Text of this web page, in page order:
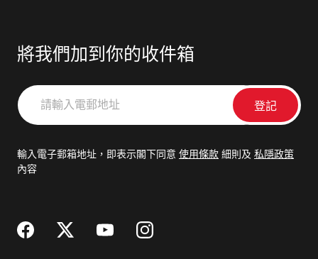
將我們加到你的收件箱
請
輸
郵
輸入電子郵箱地址，即表示閣下同意 使用條款 細則及 私隱政策
內容